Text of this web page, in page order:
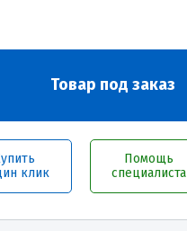
Товар под заказ
клик
Помощь
специалиста